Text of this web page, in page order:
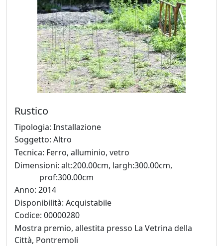
Riccardo
Boesso
Ivana
Bomben
Walter
Bortolossi
Andrea
Boscaro
Rikkardo
Brunetti
Rustico
Tipologia: Installazione
Soggetto: Altro
Tecnica: Ferro, alluminio, vetro
Dimensioni: alt:200.00cm, largh:300.00cm,
prof:300.00cm
Anno: 2014
Disponibilità: Acquistabile
Codice: 00000280
Mostra premio, allestita presso La Vetrina della
Città, Pontremoli